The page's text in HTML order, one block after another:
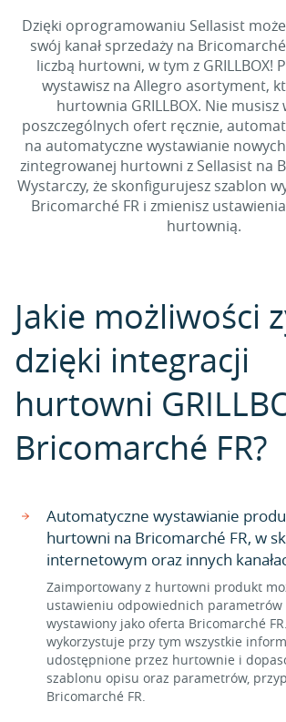
Dzięki oprogramowaniu Sellasist
swój kanał sprzedaży na
liczbą hurtowni, w tym z GRILLBOX!
wystawisz na Allegro asortyment,
hurtownia GRILLBOX. Nie musisz
poszczególnych ofert ręcznie,
na automatyczne wystawianie
zintegrowanej hurtowni z Sellasist na
Wystarczy, że skonfigurujesz szablon
Bricomarché FR i zmienisz
hurtownią.
Jakie możliwości
dzięki integracji
hurtowni
Bricomarché FR?
Automatyczne wystawianie
hurtowni na Bricomarché FR, w
internetowym oraz innych
Zaimportowany z hurtowni produkt
ustawieniu odpowiednich parametrów
wystawiony jako oferta Bricomarché
wykorzystuje przy tym wszystkie
udostępnione przez hurtownie i
szablonu opisu oraz parametrów,
Bricomarché FR.